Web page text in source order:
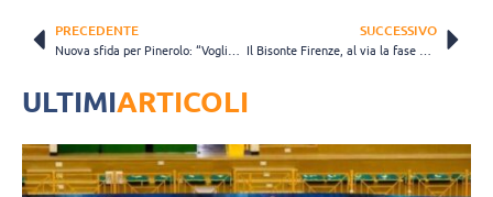
PRECEDENTE SUCCESSIVO
ULTIMIARTICOLI